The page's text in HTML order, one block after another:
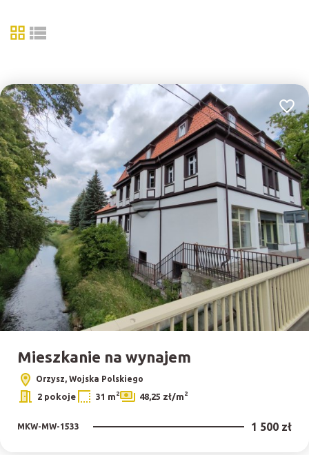
tabelalista
Mieszkanie na wynajem
Orzysz, Wojska Polskiego
2 pokoje 31 m2 48,25 zł/m2
MKW-MW-1533 1 500 zł